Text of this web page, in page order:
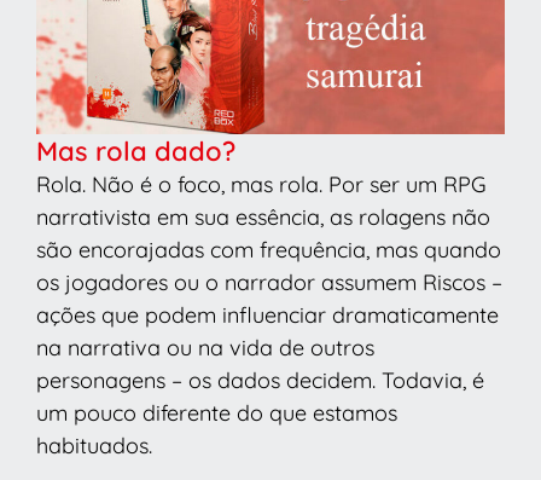
Mas rola dado?
Rola. Não é o foco, mas rola. Por ser um RPG
narrativista em sua essência, as rolagens não
são encorajadas com frequência, mas quando
os jogadores ou o narrador assumem Riscos –
ações que podem influenciar dramaticamente
na narrativa ou na vida de outros
personagens – os dados decidem. Todavia, é
um pouco diferente do que estamos
habituados.